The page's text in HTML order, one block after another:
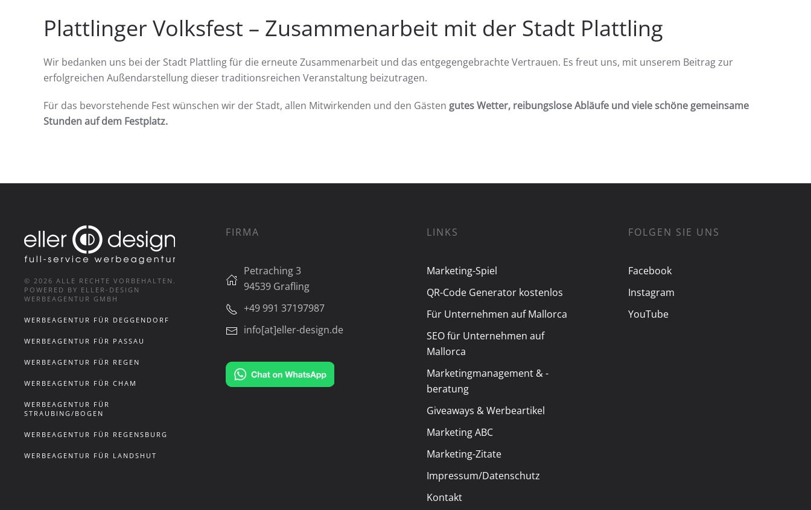
Plattlinger Volksfest – Zusammenarbeit mit der Stadt Plattling
Wir bedanken uns bei der Stadt Plattling für die erneute Zusammenarbeit und das entgegengebrachte Vertrauen. Es freut uns, mit unserem Beitrag zur
erfolgreichen Außendarstellung dieser traditionsreichen Veranstaltung beizutragen.
Für das bevorstehende Fest wünschen wir der Stadt, allen Mitwirkenden und den Gästen gutes Wetter, reibungslose Abläufe und viele schöne gemeinsame
Stunden auf dem Festplatz.
© 2026 ALLE RECHTE VORBEHALTEN.
POWERED BY ELLER-DESIGN
WERBEAGENTUR GMBH
WERBEAGENTUR FÜR DEGGENDORF
WERBEAGENTUR FÜR PASSAU
WERBEAGENTUR FÜR REGEN
WERBEAGENTUR FÜR CHAM
WERBEAGENTUR FÜR
STRAUBING/BOGEN
WERBEAGENTUR FÜR REGENSBURG
WERBEAGENTUR FÜR LANDSHUT
FIRMA
Petraching 3
94539 Grafling
+49 991 37197987
info[at]eller-design.de
LINKS
Marketing-Spiel
QR-Code Generator kostenlos
Für Unternehmen auf Mallorca
SEO für Unternehmen auf
Mallorca
Marketingmanagement & -
beratung
Giveaways & Werbeartikel
Marketing ABC
Marketing-Zitate
Impressum/Datenschutz
Kontakt
FOLGEN SIE UNS
Facebook
Instagram
YouTube